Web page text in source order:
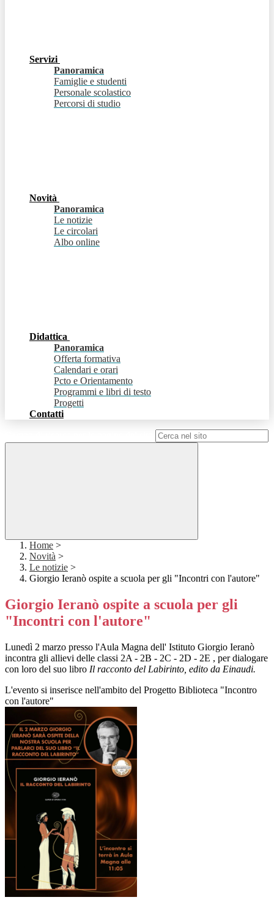
Servizi
Panoramica
Famiglie e studenti
Personale scolastico
Percorsi di studio
Novità
Panoramica
Le notizie
Le circolari
Albo online
Didattica
Panoramica
Offerta formativa
Calendari e orari
Pcto e Orientamento
Programmi e libri di testo
Progetti
Contatti
Home >
Novità >
Le notizie >
Giorgio Ieranò ospite a scuola per gli "Incontri con l'autore"
Giorgio Ieranò ospite a scuola per gli
"Incontri con l'autore"
Lunedì 2 marzo presso l'Aula Magna dell' Istituto Giorgio Ieranò
incontra gli allievi delle classi 2A - 2B - 2C - 2D - 2E , per dialogare
con loro del suo libro Il racconto del Labirinto, edito da Einaudi.
L'evento si inserisce nell'ambito del Progetto Biblioteca "Incontro
con l'autore"